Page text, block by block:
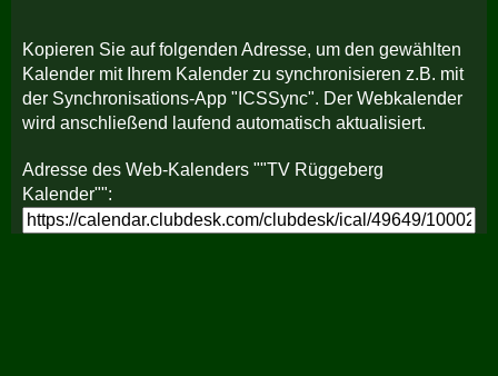
Kopieren Sie auf folgenden Adresse, um den gewählten
Kalender mit Ihrem Kalender zu synchronisieren z.B. mit
der Synchronisations-App "ICSSync". Der Webkalender
wird anschließend laufend automatisch aktualisiert.
Adresse des Web-Kalenders ""TV Rüggeberg
Kalender"":